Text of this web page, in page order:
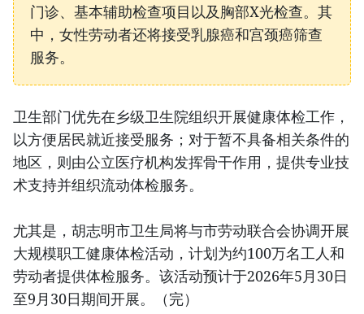
门诊、基本辅助检查项目以及胸部X光检查。其
中，女性劳动者还将接受乳腺癌和宫颈癌筛查
服务。
卫生部门优先在乡级卫生院组织开展健康体检工作，
以方便居民就近接受服务；对于暂不具备相关条件的
地区，则由公立医疗机构发挥骨干作用，提供专业技
术支持并组织流动体检服务。
尤其是，胡志明市卫生局将与市劳动联合会协调开展
大规模职工健康体检活动，计划为约100万名工人和
劳动者提供体检服务。该活动预计于2026年5月30日
至9月30日期间开展。（完）